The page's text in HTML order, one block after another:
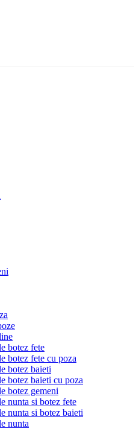
botez fete
botez fete cu poza
botez baieti
botez baieti cu poza
botez gemeni
nunta si botez fete
nunta si botez baieti
nunta